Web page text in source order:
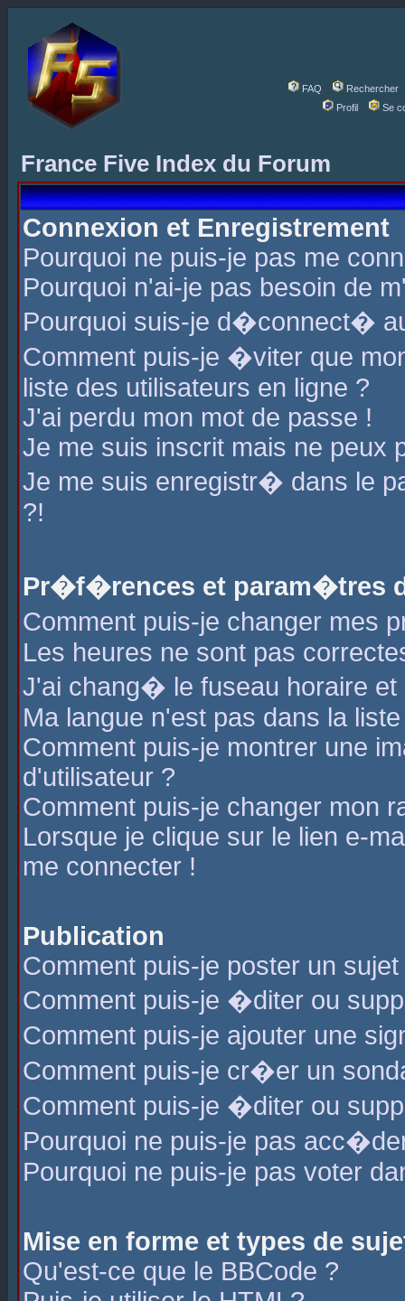
FAQ
Rechercher
Profil
Se
France Five Index du Forum
Connexion et Enregistrement
Pourquoi ne puis-je pas me
Pourquoi n'ai-je pas besoin de
Pourquoi suis-je d�connect�
Comment puis-je �viter que
liste des utilisateurs en ligne ?
J'ai perdu mon mot de passe !
Je me suis inscrit mais ne peux
Je me suis enregistr� dans le
?!
Pr�f�rences et param�tres
Comment puis-je changer mes
Les heures ne sont pas
J'ai chang� le fuseau horaire
Ma langue n'est pas dans la
Comment puis-je montrer une
d'utilisateur ?
Comment puis-je changer mon
Lorsque je clique sur le lien e-
me connecter !
Publication
Comment puis-je poster un
Comment puis-je �diter ou
Comment puis-je ajouter une
Comment puis-je cr�er un
Comment puis-je �diter ou
Pourquoi ne puis-je pas
Pourquoi ne puis-je pas voter
Mise en forme et types de
Qu'est-ce que le BBCode ?